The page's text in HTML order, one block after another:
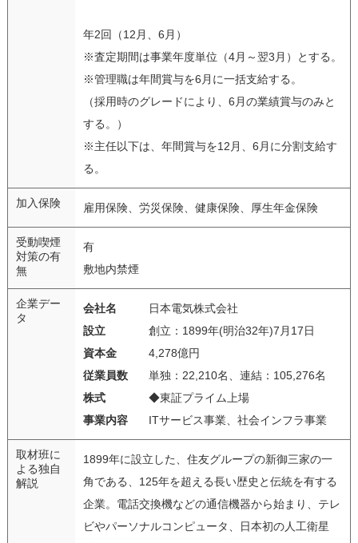
年2回（12月、6月）
※査定期間は事業年度単位（4月～翌3月）とする。
※管理職は年間賞与を6月に一括支給する。
（採用時のグレードにより、6月の業績賞与のみと
する。）
※主任以下は、年間賞与を12月、6月に分割支給す
る。
加入保険 雇用保険、労災保険、健康保険、厚生年金保険
受動喫煙
対策の有
無
有
敷地内禁煙
企業デー
タ
会社名
日本電気株式会社
設立
創立：1899年(明治32年)7月17日
資本金
4,278億円
従業員数
単独：22,210名、連結：105,276名
株式
◆東証プライム上場
事業内容
ITサービス事業、社会インフラ事業
取材班に
よる独自
解説
1899年に設立した、住友グループの新御三家の一
角である、125年を超える長い歴史と伝統を有する
企業。電話交換機などの通信機器から始まり、テレ
ビやパーソナルコンピュータ、日本初の人工衛星